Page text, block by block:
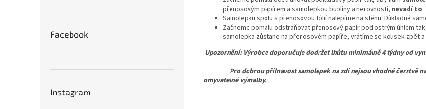
Facebook
Instagram
přenosovým papírem a samolepkou bubliny a nerovnosti, nevadí to.
Samolepku spolu s přenosovou fólií nalepíme na stěnu. Důkladně
Začneme pomalu odstraňovat přenosový papír pod ostrým úhlem
samolepka zůstane na přenosovém papíře, vrátíme se kousek zpět a
Upozornění: Výrobce doporučuje dodržet lhůtu minimálně 4 týdny od
Pro dobrou přilnavost samolepek na zdi nejsou vhodné čerstvě
omyvatelné výmalby.